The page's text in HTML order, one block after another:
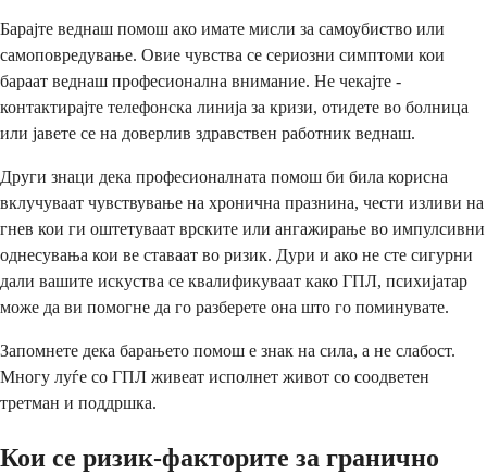
Барајте веднаш помош ако имате мисли за самоубиство или
самоповредување. Овие чувства се сериозни симптоми кои
бараат веднаш професионална внимание. Не чекајте -
контактирајте телефонска линија за кризи, отидете во болница
или јавете се на доверлив здравствен работник веднаш.
Други знаци дека професионалната помош би била корисна
вклучуваат чувствување на хронична празнина, чести изливи на
гнев кои ги оштетуваат врските или ангажирање во импулсивни
однесувања кои ве ставаат во ризик. Дури и ако не сте сигурни
дали вашите искуства се квалификуваат како ГПЛ, психијатар
може да ви помогне да го разберете она што го поминувате.
Запомнете дека барањето помош е знак на сила, а не слабост.
Многу луѓе со ГПЛ живеат исполнет живот со соодветен
третман и поддршка.
Кои се ризик-факторите за гранично